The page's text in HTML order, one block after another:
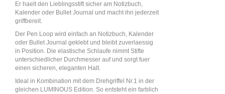
Er haelt den Lieblingsstift sicher am Notizbuch,
Kalender oder Bullet Journal und macht ihn jederzeit
griffbereit.
Der Pen Loop wird einfach an Notizbuch, Kalender
oder Bullet Journal geklebt und bleibt zuverlaessig
in Position. Die elastische Schlaufe nimmt Stifte
unterschiedlicher Durchmesser auf und sorgt fuer
einen sicheren, eleganten Halt.
Ideal in Kombination mit dem Drehgriffel Nr.1 in der
gleichen LUMINOUS Edition. So entsteht ein farblich